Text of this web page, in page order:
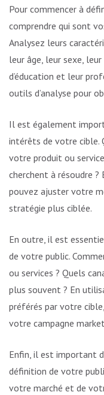
Pour commencer à
comprendre qui sont
Analysez leurs
leur âge, leur sexe,
d’éducation et leur
outils d’analyse pour
Il est également
intérêts de votre cible.
votre produit ou
cherchent à résoudre ?
pouvez ajuster votre
stratégie plus ciblée.
En outre, il est
de votre public.
ou services ? Quels
plus souvent ? En
préférés par votre
votre campagne
Enfin, il est important
définition de votre
votre marché et de